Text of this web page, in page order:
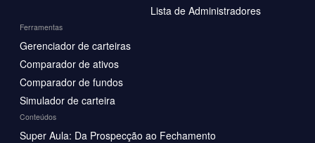
Lista de Administradores
Ferramentas
Gerenciador de carteiras
Comparador de ativos
Comparador de fundos
Simulador de carteira
Conteúdos
Super Aula: Da Prospecção ao Fechamento